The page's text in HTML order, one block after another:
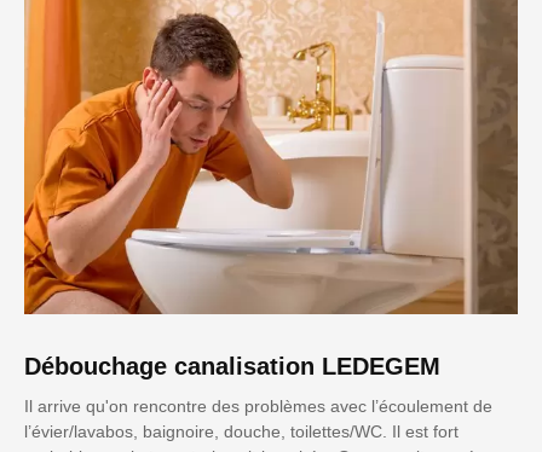
Débouchage canalisation LEDEGEM
Il arrive qu'on rencontre des problèmes avec l’écoulement de
l’évier/lavabos, baignoire, douche, toilettes/WC. Il est fort